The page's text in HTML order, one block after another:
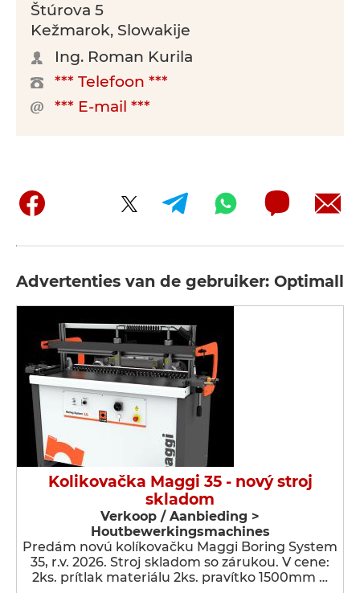
Štúrova 5
Kežmarok, Slowakije
Ing. Roman Kurila
*** Telefoon ***
*** E-mail ***
Advertenties van de gebruiker: Optimall
Kolikovačka Maggi 35 - nový stroj
skladom
Verkoop / Aanbieding >
Houtbewerkingsmachines
Predám novú kolíkovačku Maggi Boring System
35, r.v. 2026. Stroj skladom so zárukou. V cene:
2ks. prítlak materiálu 2ks. pravítko 1500mm …